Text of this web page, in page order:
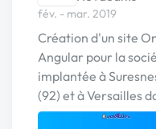
fév. - mar. 2019
Création d'un site
Angular pour la
implantée à
(92) et à Versailles